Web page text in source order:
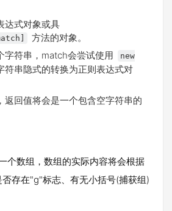
达式对象或具
方法的对象。
字符串，match会尝试使用
new
符串隐式的转换为正则表达式对
返回值将会是一个包含空字符串的
个数组，数组的实际内容将会根据
存在"g"标志、有无小括号(捕获组)